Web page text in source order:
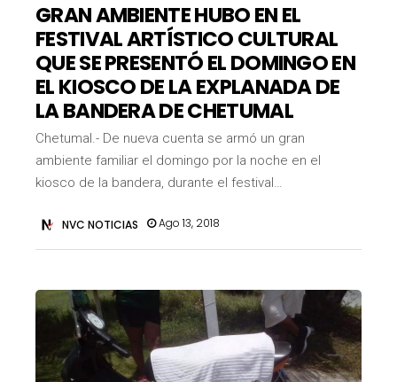
GRAN AMBIENTE HUBO EN EL
FESTIVAL ARTÍSTICO CULTURAL
QUE SE PRESENTÓ EL DOMINGO EN
EL KIOSCO DE LA EXPLANADA DE
LA BANDERA DE CHETUMAL
Chetumal.- De nueva cuenta se armó un gran
ambiente familiar el domingo por la noche en el
kiosco de la bandera, durante el festival…
NVC NOTICIAS Ago 13, 2018